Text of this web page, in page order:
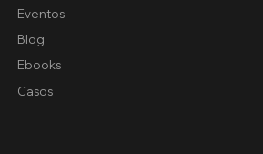
Eventos
Blog
Ebooks
Casos